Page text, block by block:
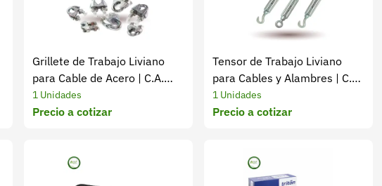
Grillete de Trabajo Liviano
para Cable de Acero | C.A.
Mejía
1 Unidades
Precio a cotizar
Tensor de Trabajo Liviano
para Cables y Alambres | C.A.
Mejía
1 Unidades
Precio a cotizar